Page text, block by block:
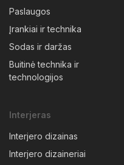
Paslaugos
Įrankiai ir technika
Sodas ir daržas
Buitinė technika ir
technologijos
Interjeras
Interjero dizainas
Interjero dizaineriai